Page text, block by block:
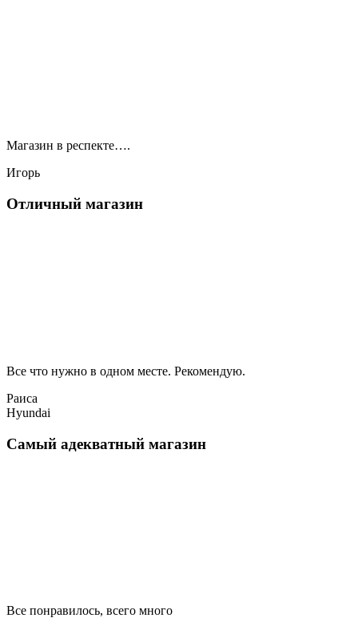
Магазин в респекте….
Игорь
Отличный магазин
Все что нужно в одном месте. Рекомендую.
Раиса
Hyundai
Самый адекватный магазин
Все понравилось, всего много